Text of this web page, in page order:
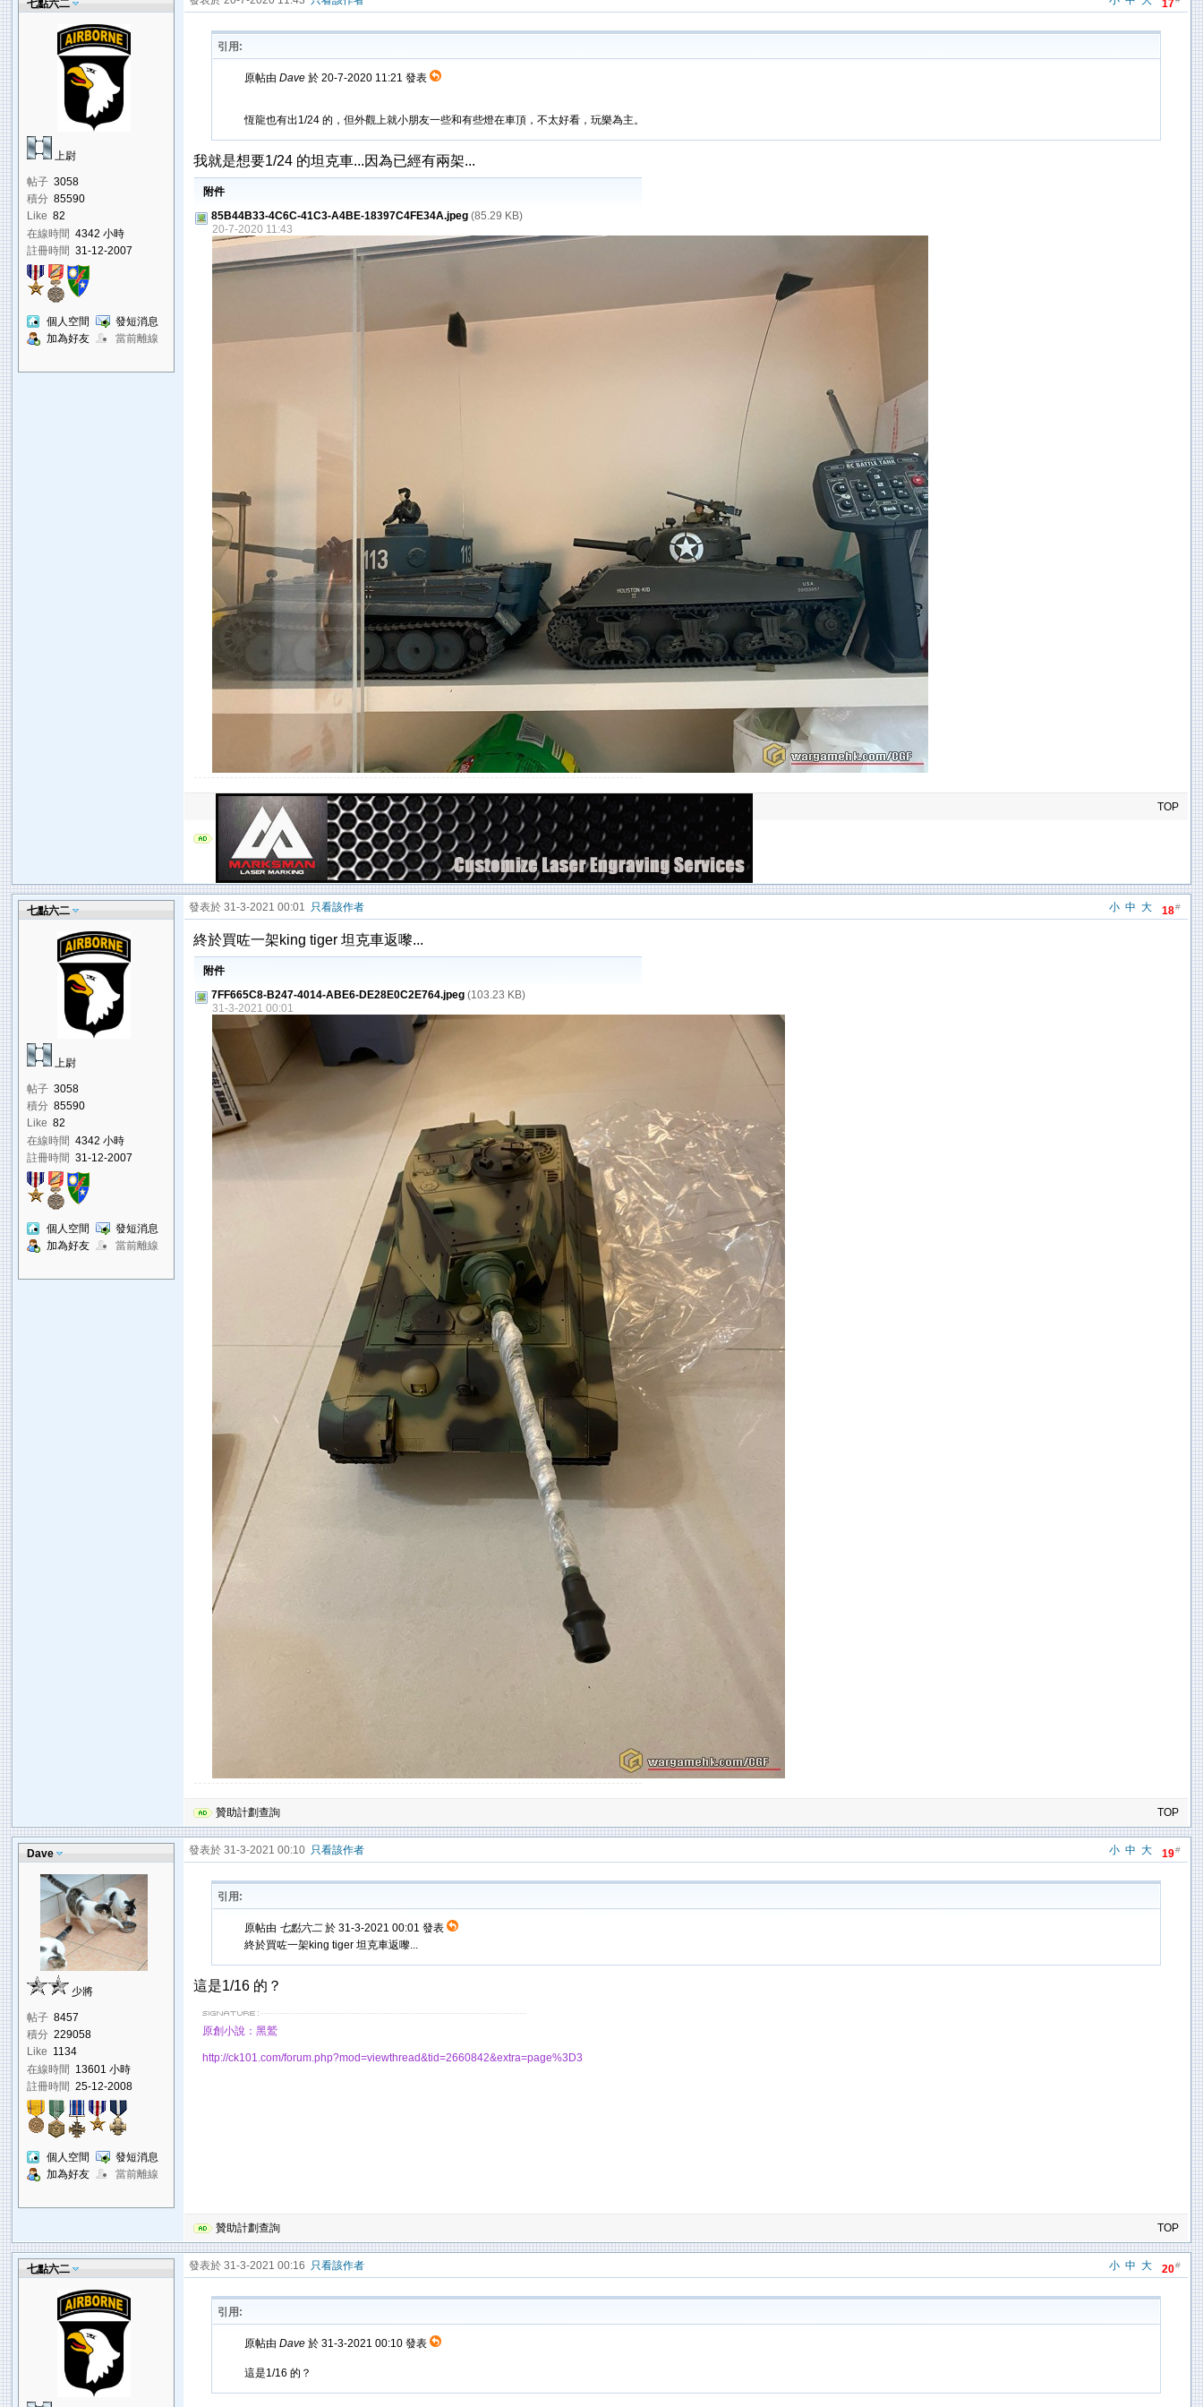
七點六二
上尉
帖子 3058
積分 85590
Like 82
在線時間 4342 小時
註冊時間 31-12-2007
個人空間
發短消息
加為好友
當前離線
17
引用:
原帖由Dave 於 20-7-2020 11:21 發表
恆龍也有出1/24 的，但外觀上就小朋友一些和有些燈在車頂，不太好看，玩樂為主。
我就是想要1/24 的坦克車...因為已經有兩架...
附件
85B44B33-4C6C-41C3-A4BE-18397C4FE34A.jpeg (85.29 KB)
20-7-2020 11:43
TOP
七點六二
上尉
帖子 3058
積分 85590
Like 82
在線時間 4342 小時
註冊時間 31-12-2007
個人空間
發短消息
加為好友
當前離線
18#
大
中
小
發表於 31-3-2021 00:01 只看該作者
終於買咗一架king tiger 坦克車返嚟...
附件
7FF665C8-B247-4014-ABE6-DE28E0C2E764.jpeg (103.23 KB)
31-3-2021 00:01
TOP
贊助計劃查詢
Dave
少將
帖子 8457
積分 229058
Like 1134
在線時間 13601 小時
註冊時間 25-12-2008
個人空間
發短消息
加為好友
當前離線
19#
大
中
小
發表於 31-3-2021 00:10 只看該作者
引用:
原帖由 七點六二 於 31-3-2021 00:01 發表
終於買咗一架king tiger 坦克車返嚟...
這是1/16 的？
原創小說：黑鷲
http://ck101.com/forum.php?mod=viewthread&tid=2660842&extra=page%3D3
TOP
贊助計劃查詢
七點六二 20#
大
中
小
發表於 31-3-2021 00:16 只看該作者
引用:
原帖由Dave 於 31-3-2021 00:10 發表
這是1/16 的？